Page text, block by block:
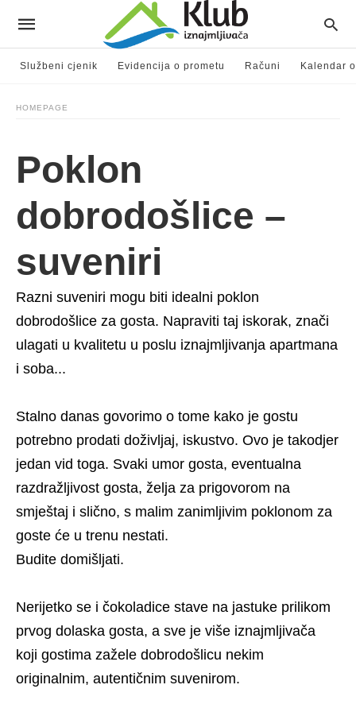
Službeni cjenik Evidencija o prometu Računi Kalendar
HOMEPAGE
Poklon
dobrodošlice –
suveniri
Razni suveniri mogu biti idealni poklon
dobrodošlice za gosta. Napraviti taj iskorak, znači
ulagati u kvalitetu u poslu iznajmljivanja apartmana
i soba...
Stalno danas govorimo o tome kako je gostu
potrebno prodati doživljaj, iskustvo. Ovo je takodjer
jedan vid toga. Svaki umor gosta, eventualna
razdražljivost gosta, želja za prigovorom na
smještaj i slično, s malim zanimljivim poklonom za
goste će u trenu nestati.
Budite domišljati.
Nerijetko se i čokoladice stave na jastuke prilikom
prvog dolaska gosta, a sve je više iznajmljivača
koji gostima zažele dobrodošlicu nekim
originalnim, autentičnim suvenirom.